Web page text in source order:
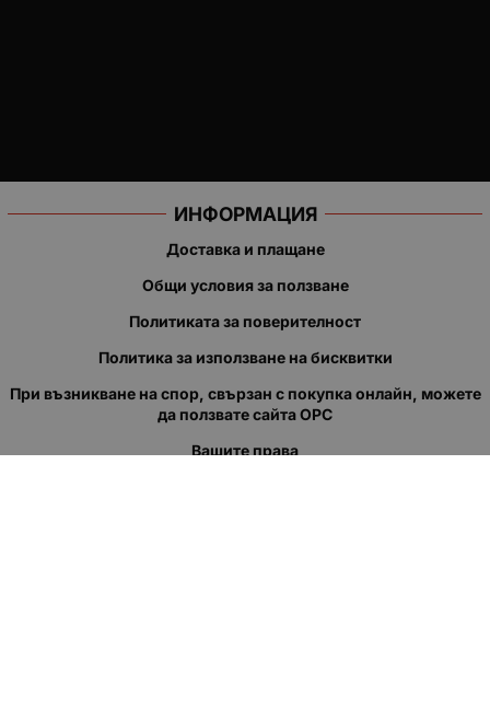
ИНФОРМАЦИЯ
Доставка и плащане
Общи условия за ползване
Политиката за поверителност
Политика за използване на бисквитки
При възникване на спор, свързан с покупка онлайн, можете
да ползвате сайта ОРС
Вашите права